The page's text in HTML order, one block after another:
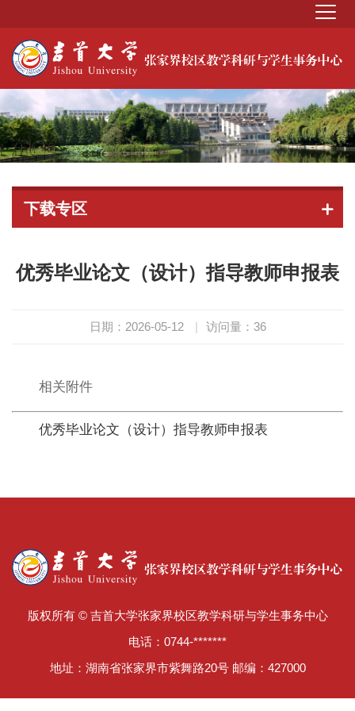
下载专区
优秀毕业论文（设计）指导教师申报表
日期：2026-05-12 | 访问量： 36
相关附件
优秀毕业论文（设计）指导教师申报表
版权所有 © 吉首大学张家界校区教学科研与学生事务中心
电话：0744-*******
地址：湖南省张家界市紫舞路20号 邮编：427000